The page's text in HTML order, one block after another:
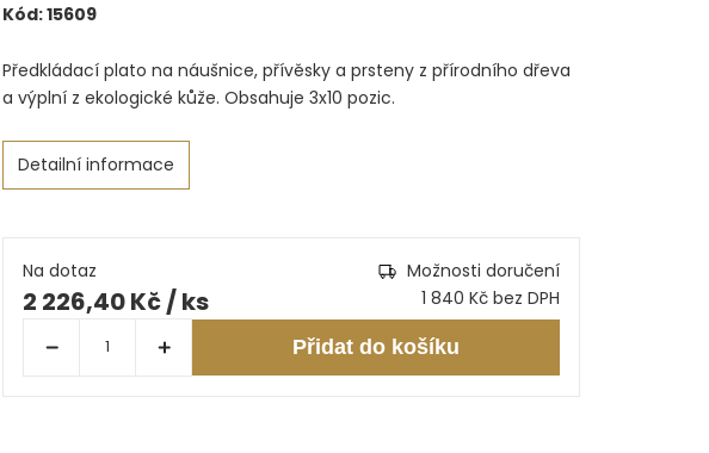
Kód:15609
Předkládací plato na náušnice, přívěsky a prsteny z přírodního dřeva
a výplní z ekologické kůže. Obsahuje 3x10 pozic.
Detailní informace
Na dotaz Možnosti doručení
2 226,40 Kč/ ks 1 840 Kč bez DPH
Přidat do košíku